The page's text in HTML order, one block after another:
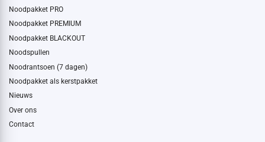
Noodpakket PRO
Noodpakket PREMIUM
Noodpakket BLACKOUT
Noodspullen
Noodrantsoen (7 dagen)
Noodpakket als kerstpakket
Nieuws
Over ons
Contact